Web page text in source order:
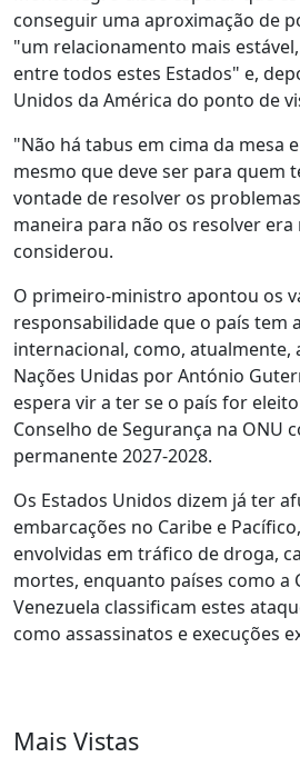
conseguir uma aproximação de
"um relacionamento mais
entre todos estes Estados" e,
Unidos da América do ponto de
"Não há tabus em cima da mesa
mesmo que deve ser para quem
vontade de resolver os
maneira para não os resolver era
considerou.
O primeiro-ministro apontou os
responsabilidade que o país tem
internacional, como, atualmente,
Nações Unidas por António
espera vir a ter se o país for
Conselho de Segurança na ONU
permanente 2027-2028.
Os Estados Unidos dizem já ter
embarcações no Caribe e
envolvidas em tráfico de droga,
mortes, enquanto países como a
Venezuela classificam estes
como assassinatos e execuções
Mais Vistas